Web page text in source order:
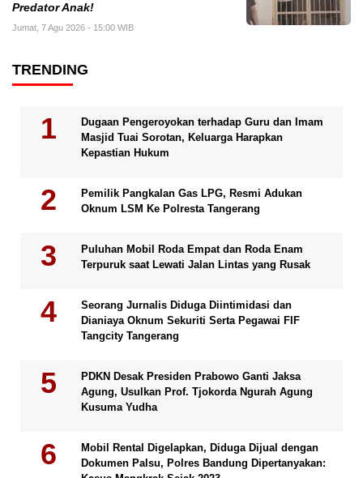
Predator Anak!
Jumat, 7 Agu 2026 - 15:00 WIB
TRENDING
Dugaan Pengeroyokan terhadap Guru dan Imam
Masjid Tuai Sorotan, Keluarga Harapkan
Kepastian Hukum
Pemilik Pangkalan Gas LPG, Resmi Adukan
Oknum LSM Ke Polresta Tangerang
Puluhan Mobil Roda Empat dan Roda Enam
Terpuruk saat Lewati Jalan Lintas yang Rusak
Seorang Jurnalis Diduga Diintimidasi dan
Dianiaya Oknum Sekuriti Serta Pegawai FIF
Tangcity Tangerang
PDKN Desak Presiden Prabowo Ganti Jaksa
Agung, Usulkan Prof. Tjokorda Ngurah Agung
Kusuma Yudha
Mobil Rental Digelapkan, Diduga Dijual dengan
Dokumen Palsu, Polres Bandung Dipertanyakan: